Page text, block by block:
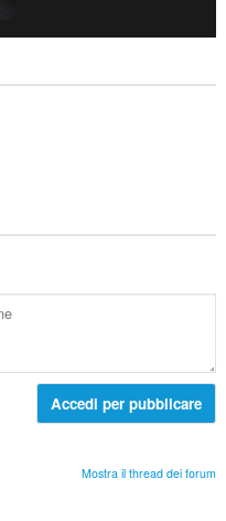
Accedi per pubblicare
Mostra il thread dei forum